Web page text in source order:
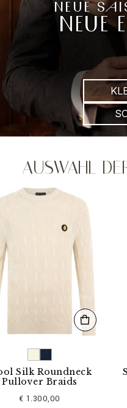
NEUE
NEUE
AUSWAHL
Roundneck
Braids
Super